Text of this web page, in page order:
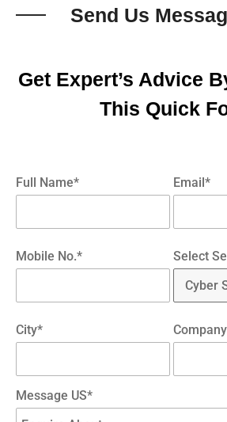
Send Us
Get Expert’s Advice
This Quick
Full Name* Email*
Mobile No.* Select
City*
Message US*